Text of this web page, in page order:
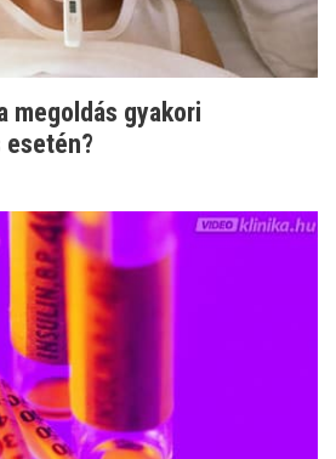
megoldás gyakori
esetén?